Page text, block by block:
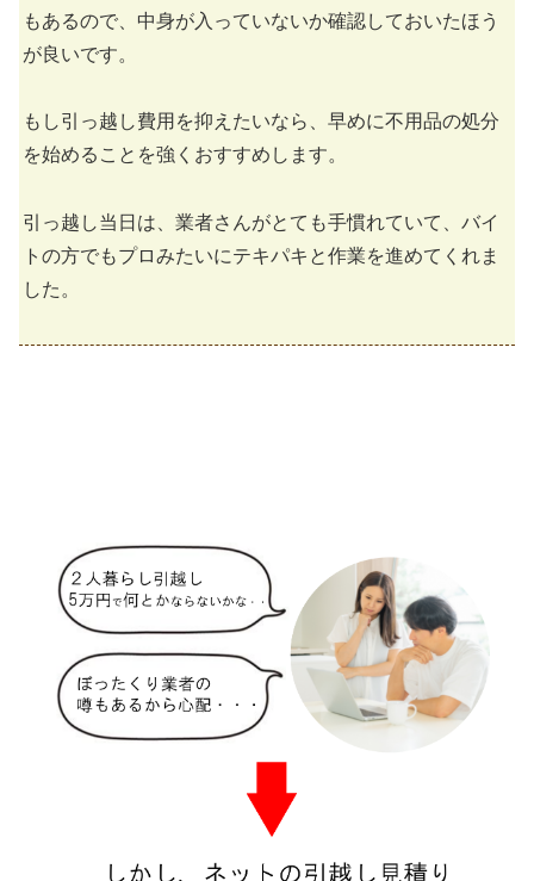
もあるので、中身が入っていないか確認しておいたほう
が良いです。
もし引っ越し費用を抑えたいなら、早めに不用品の処分
を始めることを強くおすすめします。
引っ越し当日は、業者さんがとても手慣れていて、バイ
トの方でもプロみたいにテキパキと作業を進めてくれま
した。